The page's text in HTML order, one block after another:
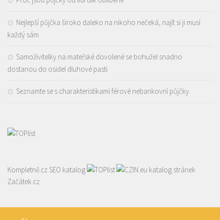
Nejlepší půjčka široko daleko na nikoho nečeká, najít si ji musí
každý sám
Samoživitelky na mateřské dovolené se bohužel snadno
dostanou do osidel dluhové pasti
Seznamte se s charakteristikami férové nebankovní půjčky
Kompletně.cz SEO katalog
katalog stránek
Začátek.cz